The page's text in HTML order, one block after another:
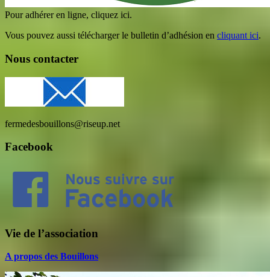
Pour adhérer en ligne, cliquez ici.
Vous pouvez aussi télécharger le bulletin d’adhésion en cliquant ici.
Nous contacter
fermedesbouillons@riseup.net
Facebook
Vie de l’association
A propos des Bouillons